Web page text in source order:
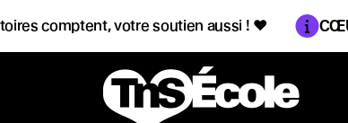
comptent, votre soutien aussi !♥